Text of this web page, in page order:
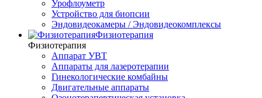
Урофлоуметр
Устройство для биопсии
Эндовидеокамеры / Эндовидеокомплексы
Физиотерапия
Физиотерапия
Аппарат УВТ
Аппараты для лазеротерапии
Гинекологические комбайны
Двигательные аппараты